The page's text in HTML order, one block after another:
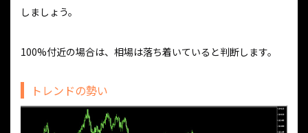
しましょう。
100%付近の場合は、相場は落ち着いていると判断します。
トレンドの勢い